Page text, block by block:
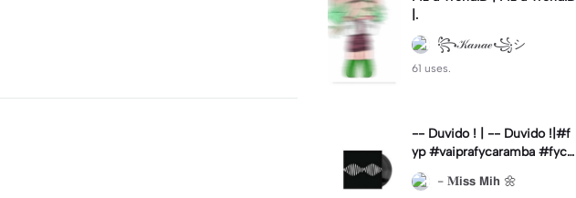
|.
꧂𝒦𝒶𝓃𝒶ℯ꧁シ
61 uses.
-- Duvido ! | -- Duvido !|#f
yp #vaiprafycaramba #fyca
pcut #viral
- 𝐌𝗶𝘀𝘀 𝗠𝗶𝗵 🌼